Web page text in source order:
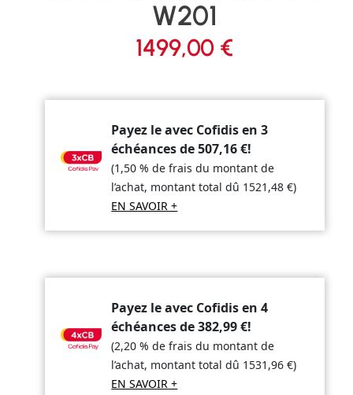
W201
1499,00 €
Payez le avec Cofidis en 3
échéances de507,16€!
(1,50 % de frais du montant de
l’achat, montant total dû 1521,48€)
EN SAVOIR +
Payez le avec Cofidis en 4
échéances de382,99€!
(2,20 % de frais du montant de
l’achat, montant total dû 1531,96€)
EN SAVOIR +